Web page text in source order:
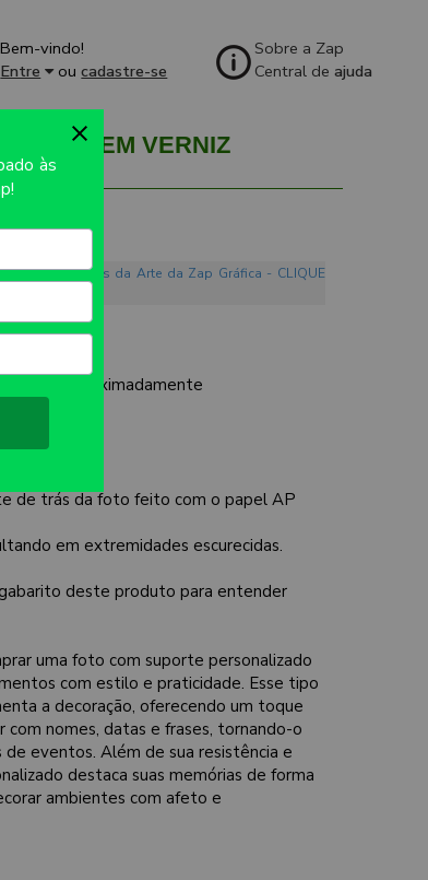
Bem-vindo!
Entre
oucadastre-se
Sobre a Zap
Central deajuda
SEM VERNIZ
Mandamentos da Arte da Zap Gráfica - CLIQUE
aproximadamente
de trás da foto feito com o papel AP
em extremidades escurecidas.
deste produto para entender
uma foto com suporte personalizado
com estilo e praticidade. Esse tipo
a decoração, oferecendo um toque
com nomes, datas e frases, tornando-o
eventos. Além de sua resistência e
destaca suas memórias de forma
ambientes com afeto e
às